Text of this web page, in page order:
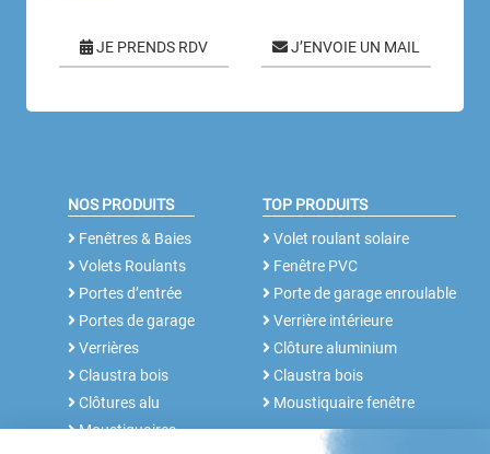
JE PRENDS RDV J’ENVOIE UN MAIL
NOS PRODUITS
Fenêtres & Baies
Volets Roulants
Portes d’entrée
Portes de garage
Verrières
Claustra bois
Clôtures alu
Moustiquaires
TOP PRODUITS
Volet roulant solaire
Fenêtre PVC
Porte de garage enroulable
Verrière intérieure
Clôture aluminium
Claustra bois
Moustiquaire fenêtre